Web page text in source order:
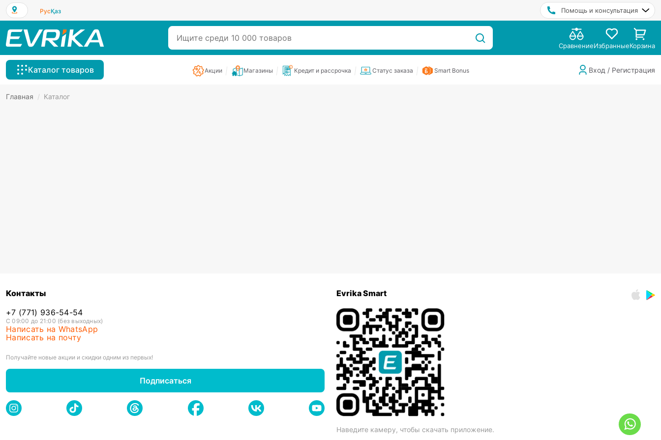
РусҚаз Помощь и консультация
СравнениеИзбранныеКорзина
Каталог товаров Акции Магазины Кредит и рассрочка Статус заказа Smart Bonus Вход / Регистрация
Главная / Каталог
Контакты
+7 (771) 936-54-54
С 09:00 до 21:00 (без выходных)
Написать на WhatsApp
Написать на почту
Получайте новые акции и скидки одним из первых!
Подписаться
Evrika Smart
Наведите камеру, чтобы скачать приложение.